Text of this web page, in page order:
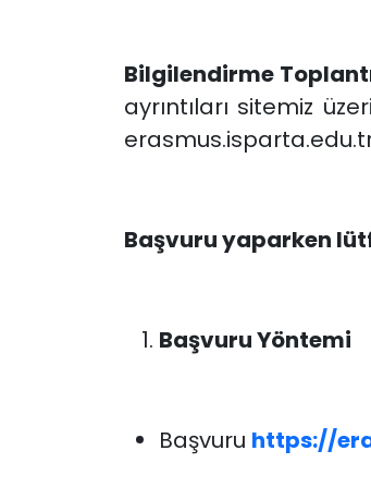
Bilgilendirme
ayrıntıları sitemiz
Başvuru yaparken
Başvuru Yöntemi
Başvuru https://